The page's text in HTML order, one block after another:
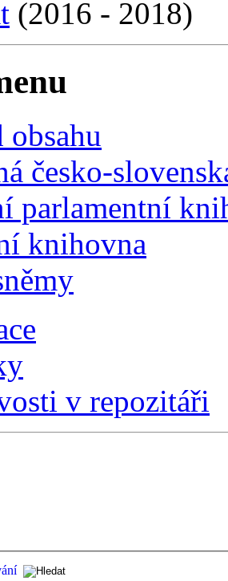
(2016 - 2018)
obsahu
česko-
parlamentní
knihovna
v repozitáři